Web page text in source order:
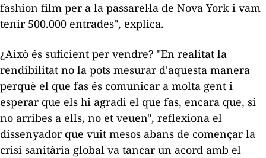
fashion film per a la passarel·la de Nova York i vam
tenir 500.000 entrades", explica.
¿Això és suficient per vendre? "En realitat la
rendibilitat no la pots mesurar d'aquesta manera
perquè el que fas és comunicar a molta gent i
esperar que els hi agradi el que fas, encara que, si
no arribes a ells, no et veuen", reflexiona el
dissenyador que vuit mesos abans de començar la
crisi sanitària global va tancar un acord amb el